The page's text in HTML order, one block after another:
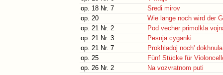
op. 18 Nr. 7
Sredi mirov
op. 20
Wie lange noch wird der
op. 21 Nr. 2
Pod vecher primolkla
op. 21 Nr. 3
Pesnja cyganki
op. 21 Nr. 7
Prokhladoj noch' dokhnula
op. 25
Fünf Stücke für
op. 26 Nr. 2
Na vozvratnom puti